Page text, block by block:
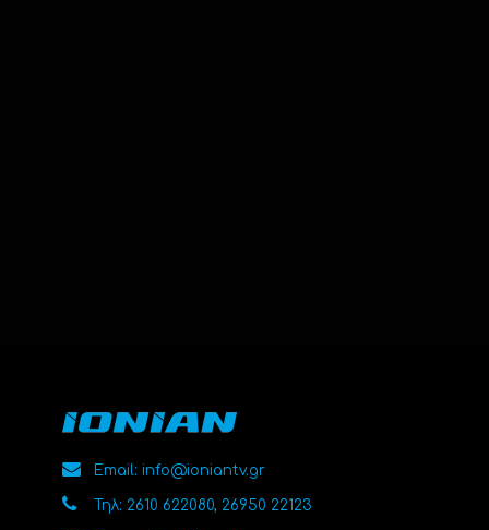
Email: info@ioniantv.gr
Τηλ: 2610 622080, 26950 22123